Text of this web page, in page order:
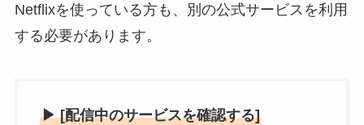
Netflixを使っている方も、別の公式サービスを利用
する必要があります。
▶ [配信中のサービスを確認する]